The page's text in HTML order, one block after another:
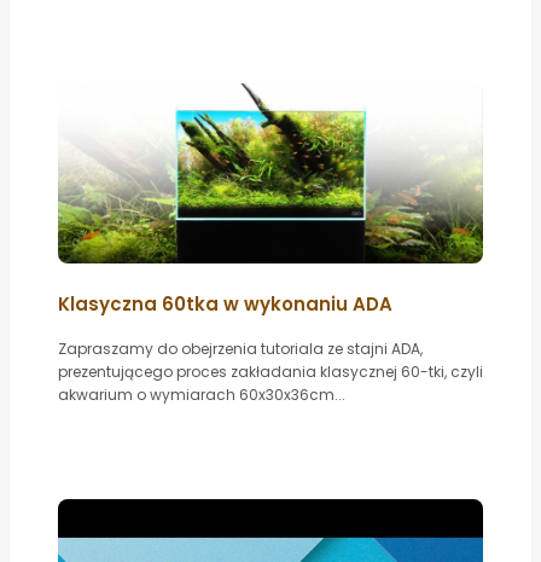
Klasyczna 60tka w wykonaniu ADA
Zapraszamy do obejrzenia tutoriala ze stajni ADA,
prezentującego proces zakładania klasycznej 60-tki, czyli
akwarium o wymiarach 60x30x36cm...